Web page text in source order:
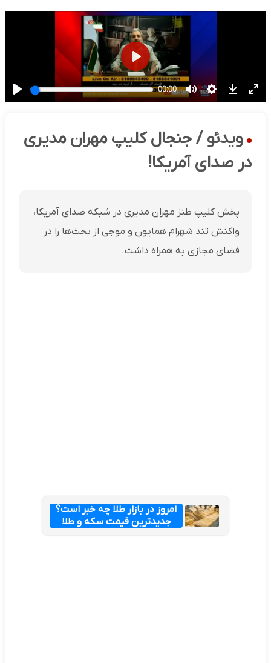
ویدئو / جنجال کلیپ مهران مدیری
در صدای آمریکا!
پخش کلیپ طنز مهران مدیری در شبکه صدای آمریکا،
واکنش تند شهرام همایون و موجی از بحث‌ها را در
فضای مجازی به همراه داشت.
امروز در بازار طلا چه خبر است؟
جدیدترین قیمت سکه و طلا